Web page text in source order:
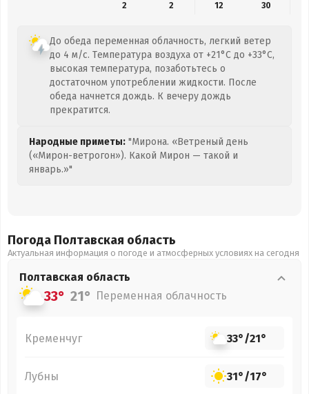
2
2 12 30
До обеда переменная облачность, легкий ветер
до 4 м/с. Температура воздуха от +21°C до +33°C,
высокая температура, позаботьтесь о
достаточном употреблении жидкости. После
обеда начнется дождь. К вечеру дождь
прекратится.
Народные приметы: "Мирона. «Ветреный день
(«Мирон-ветрогон»). Какой Мирон — такой и
январь.»"
Погода Полтавская область
Актуальная информация о погоде и атмосферных условиях на сегодня
Полтавская область
33° 21° Переменная облачность
Кременчуг 33°/21°
Лубны 31°/17°